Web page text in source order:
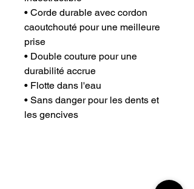
• Corde durable avec cordon
caoutchouté pour une meilleure
prise
• Double couture pour une
durabilité accrue
• Flotte dans l'eau
• Sans danger pour les dents et
les gencives